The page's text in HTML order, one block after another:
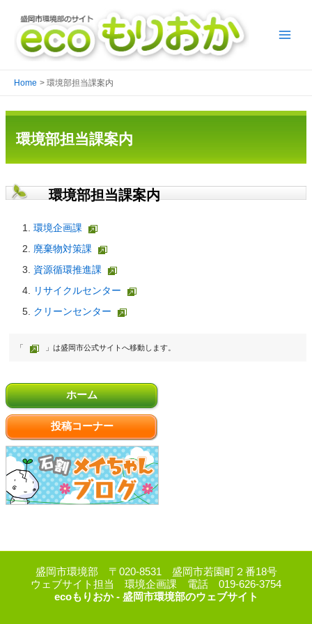
Home 環境部担当課案内
ホーム
投稿コーナー
環境部担当課案内
環境部担当課案内
環境企画課
廃棄物対策課
資源循環推進課
リサイクルセンター
クリーンセンター
「 」は盛岡市公式サイトへ移動します。
盛岡市環境部 〒020-8531 盛岡市若園町２番18号
ウェブサイト担当 環境企画課 電話 019-626-3754
ecoもりおか - 盛岡市環境部のウェブサイト